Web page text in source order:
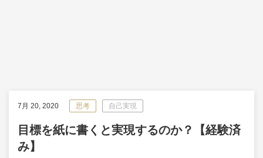
7月 20, 2020 思考 自己実現
目標を紙に書くと実現するのか？【経験済
み】